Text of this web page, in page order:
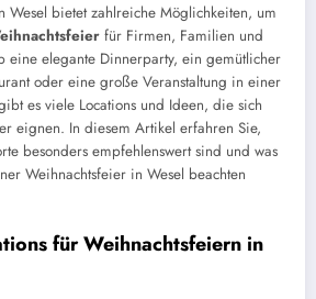
Wesel bietet zahlreiche Möglichkeiten, um
für Firmen, Familien und
eine elegante Dinnerparty, ein gemütlicher
oder eine große Veranstaltung in einer
es viele Locations und Ideen, die sich
eignen. In diesem Artikel erfahren Sie,
besonders empfehlenswert sind und was
Weihnachtsfeier in Wesel beachten
für Weihnachtsfeiern in